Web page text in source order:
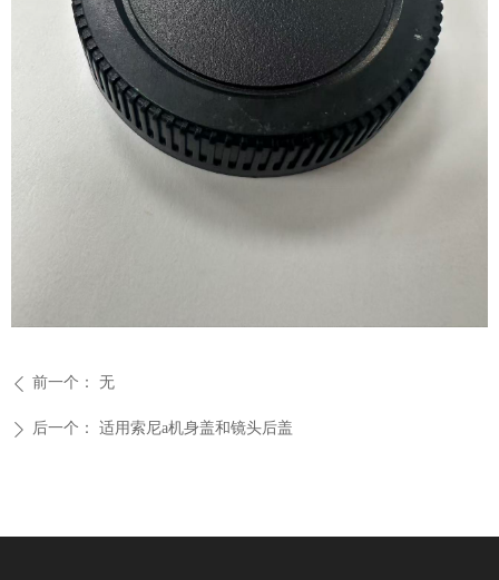
ꄴ 前一个： 无
ꄲ 后一个： 适用索尼a机身盖和镜头后盖